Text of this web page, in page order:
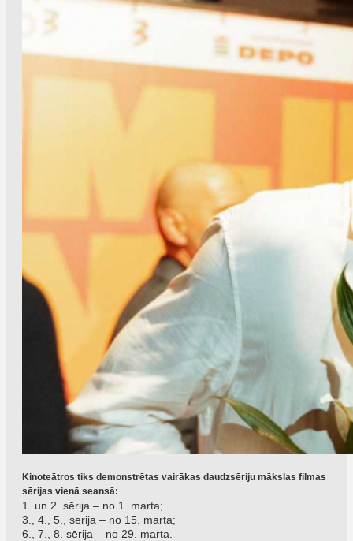
Kinoteātros tiks demonstrētas vairākas daudzsēriju mākslas filmas
sērijas vienā seansā:
1. un 2. sērija – no 1. marta;
3., 4., 5., sērija – no 15. marta;
6., 7., 8. sērija – no 29. marta.